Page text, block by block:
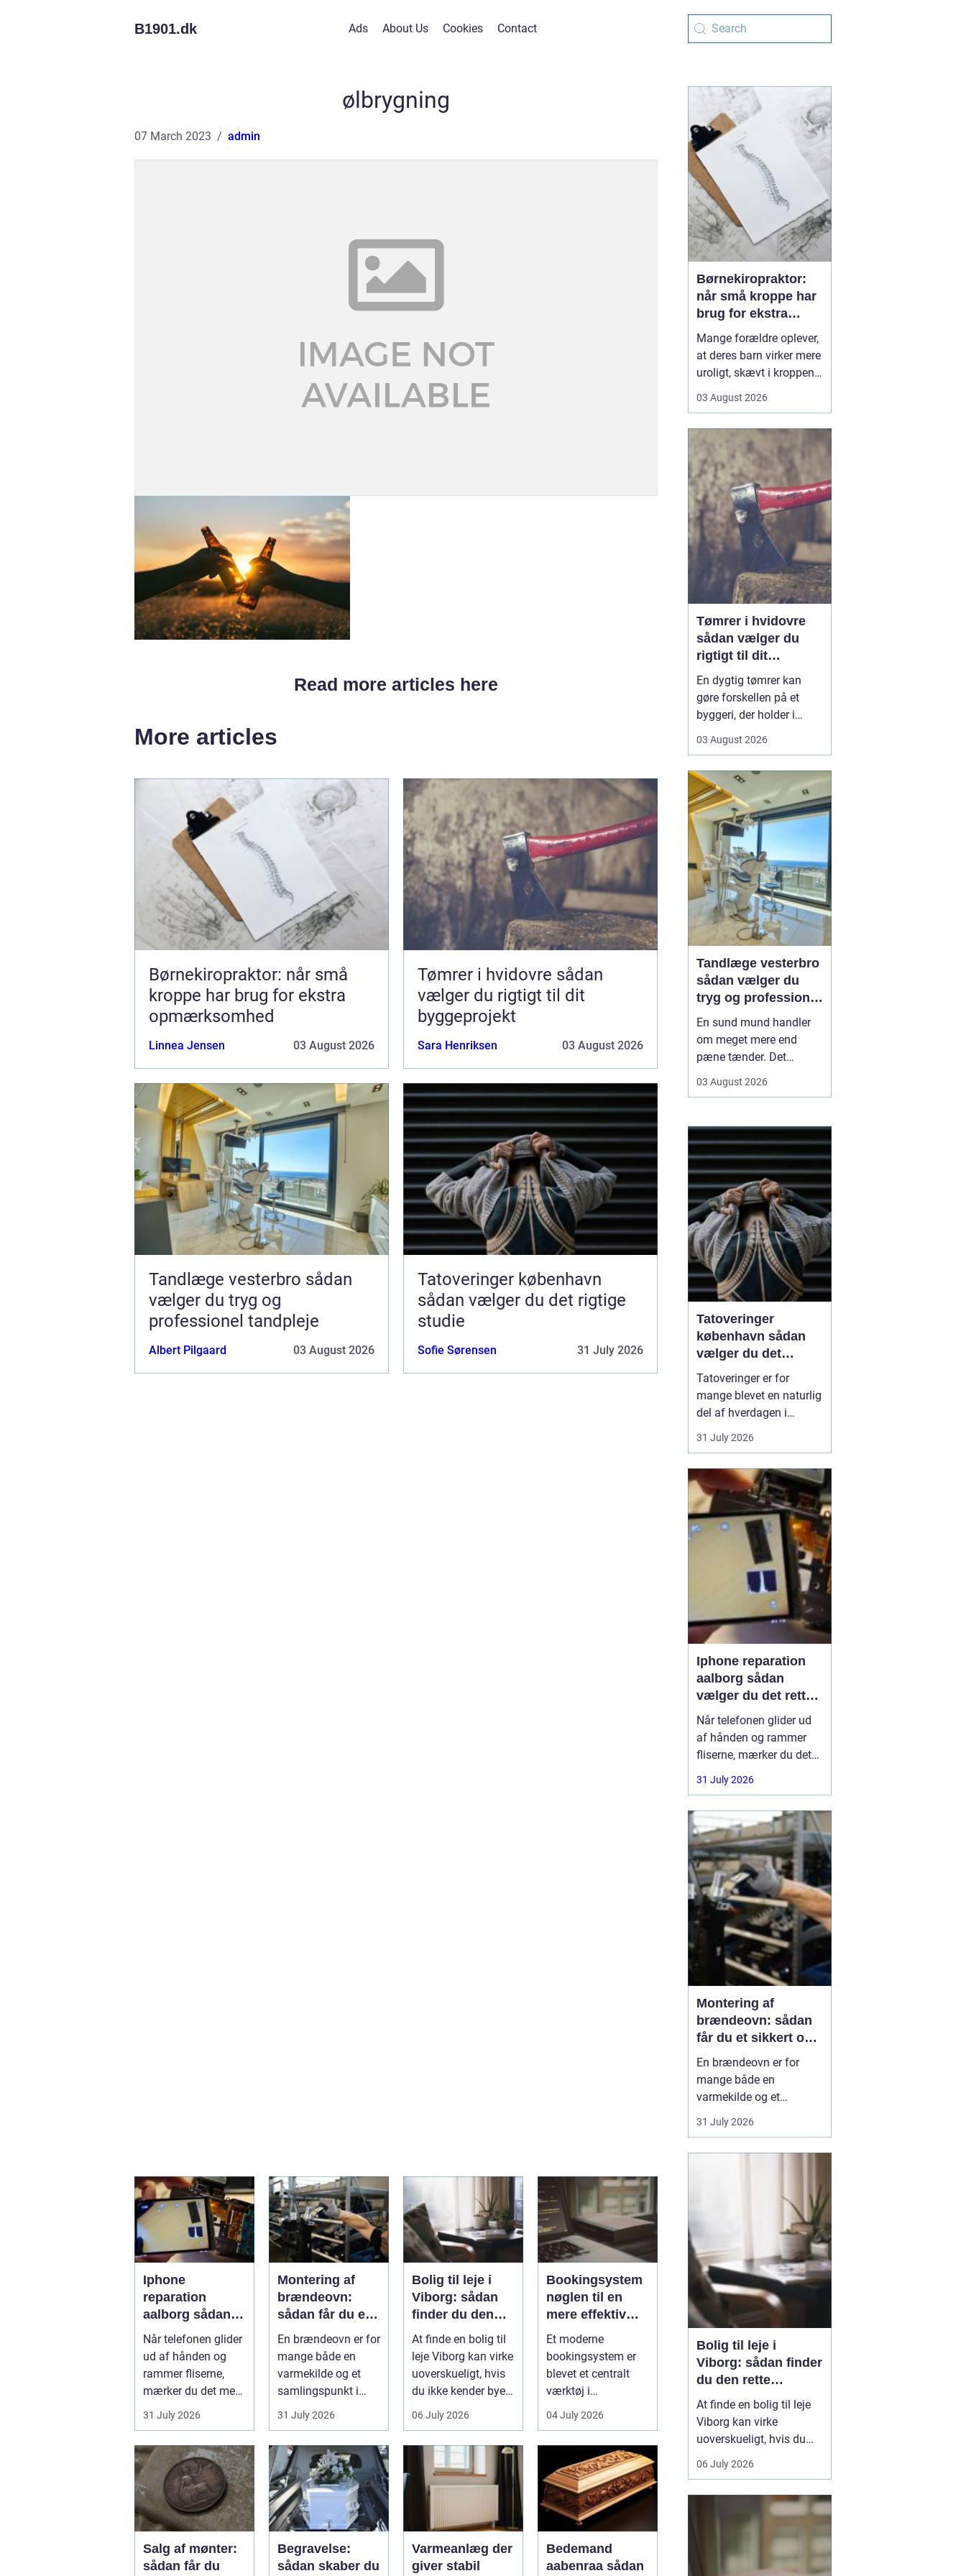
B1901.dk Ads About Us Cookies Contact
ølbrygning
07 March 2023 admin
Read more articles here
More articles
Børnekiropraktor: når små
kroppe har brug for ekstra
opmærksomhed
Linnea Jensen 03 August 2026
Tømrer i hvidovre sådan
vælger du rigtigt til dit
byggeprojekt
Sara Henriksen 03 August 2026
Tandlæge vesterbro sådan
vælger du tryg og
professionel tandpleje
Albert Pilgaard 03 August 2026
Tatoveringer københavn
sådan vælger du det rigtige
studie
Sofie Sørensen 31 July 2026
Iphone
reparation
aalborg sådan
vælger du det
rette værksted
Når telefonen glider
ud af hånden og
rammer fliserne,
mærker du det med
det samme.
Skærmen splintrer...
31 July 2026
Montering af
brændeovn:
sådan får du et
sikkert og smukt
resultat
En brændeovn er for
mange både en
varmekilde og et
samlingspunkt i
hjemmet.
Flammerne gi...
31 July 2026
Bolig til leje i
Viborg: sådan
finder du den
rette lejlighed
At finde en bolig til
leje Viborg kan virke
uoverskueligt, hvis
du ikke kender byen
eller det lokale...
06 July 2026
Bookingsystem
nøglen til en
mere effektiv
klinikhverdag
Et moderne
bookingsystem er
blevet et centralt
værktøj i
sundhedssektoren.
Klinikker, praksis og
beh...
04 July 2026
Salg af mønter:
sådan får du
Begravelse:
sådan skaber du
Varmeanlæg der
giver stabil
Bedemand
aabenraa sådan
Børnekiropraktor:
når små kroppe har
brug for ekstra
opmærksomhed
Mange forældre oplever,
at deres barn virker mere
uroligt, skævt i kroppen
uden at der er en klar
børnekiropraktor være en
mulighed. En kiropraktor
med særlig erfaring i...
03 August 2026
Tømrer i hvidovre
sådan vælger du
rigtigt til dit
byggeprojekt
En dygtig tømrer kan
gøre forskellen på et
byggeri, der holder i
giver dig problemer igen
efter en tømrer i
Hvidovre, handler det
derfor ikke kun om pris.
Det handler om kvalitet,
tryghed og gode løsni...
03 August 2026
Tandlæge vesterbro
sådan vælger du
tryg og professionel
tandpleje
En sund mund handler
om meget mere end
pæne tænder. Det
hverdag, din selvtillid og
duleder efter tandlæge
vesterbro, møder du
derfor mange
valgmuligheder m...
03 August 2026
Tatoveringer
københavn sådan
vælger du det
rigtige studie
Tatoveringer er for
mange blevet en naturlig
del af hverdagen i
København. Byen er fyldt
med dygtige artister,
moderne tatovørbutikker,
hvor stilarter og udtryk
spænder vidt. Når man
søger efter ...
31 July 2026
Iphone reparation
aalborg sådan
vælger du det rette
værksted
Når telefonen glider ud
af hånden og rammer
fliserne, mærker du det
med det samme.
Skærmen splintrer, lyden
står af midt på dagen.
For mange i Aalborg er
mobilen helt central i
både arbejde, studie og
hverdag. Derfor
31 July 2026
Montering af
brændeovn: sådan
får du et sikkert og
smukt resultat
En brændeovn er for
mange både en
varmekilde og et
samlingspunkt i
hjemmet. Flammerne
brændeovn er ikke noget,
man bør kaste sig ud i
planl&ae...
31 July 2026
Bolig til leje i
Viborg: sådan finder
du den rette
lejlighed
At finde en bolig til leje
Viborg kan virke
uoverskueligt, hvis du
ikke kender byen eller det
lokale boligmarked. Der
priserne varierer, og
områderne har hver
deres særpræg. Med en
klar plan, lidt viden om
06 July 2026